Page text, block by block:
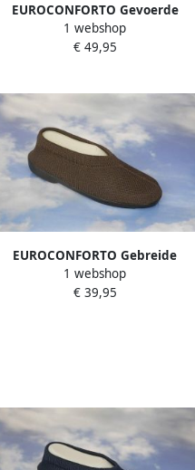
EUROCONFORTO Gevoerde
Gebreide Portugese Schoen
Zwart Instappers Pantoffel
1 webshop
€ 49,95
EUROCONFORTO Gebreide
Portugese Schoen Bruin Kastanje
Instappers Pantoffel
1 webshop
€ 39,95